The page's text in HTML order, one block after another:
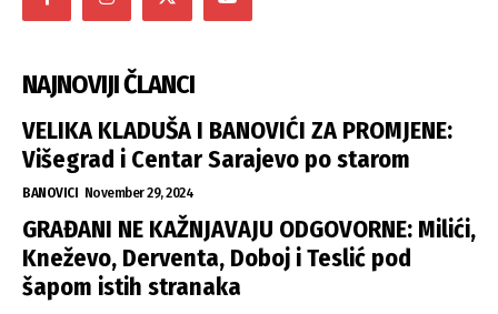
NAJNOVIJI ČLANCI
VELIKA KLADUŠA I BANOVIĆI ZA PROMJENE:
Višegrad i Centar Sarajevo po starom
BANOVICI November 29, 2024
GRAĐANI NE KAŽNJAVAJU ODGOVORNE: Milići,
Kneževo, Derventa, Doboj i Teslić pod
šapom istih stranaka